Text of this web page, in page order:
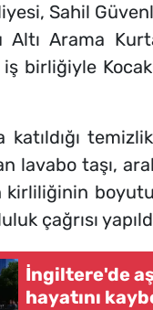
Sahil
Altı Arama
iş birliğiyle
katıldığı
lavabo taşı,
kirliliğinin
çağrısı
İngiltere'de
hayatını